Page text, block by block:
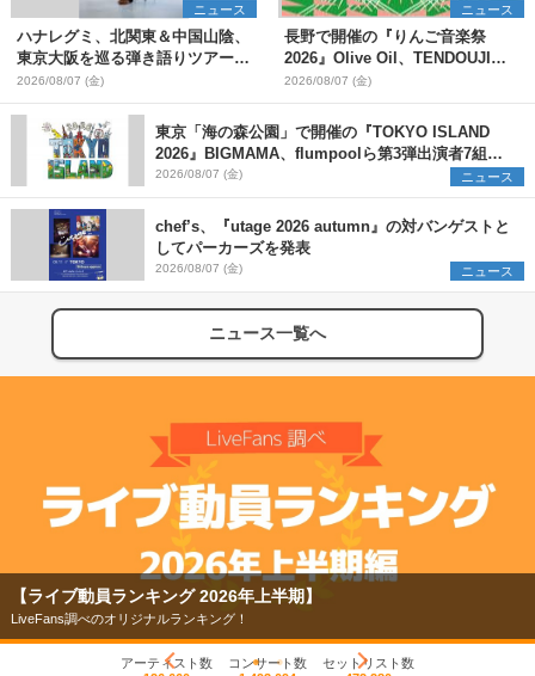
ニュース
ハナレグミ、北関東＆中国山陰、
東京大阪を巡る弾き語りツアー10
月より開催決定
2026/08/07 (金)
ニュース
長野で開催の『りんご音楽祭
2026』Olive Oil、TENDOUJIら
第11弾出演アーティスト（16組）
を発表
2026/08/07 (金)
東京「海の森公園」で開催の『TOKYO ISLAND
2026』BIGMAMA、flumpoolら第3弾出演者7組を
発表 ワークショップ・アート出展者を募集
2026/08/07 (金) ニュース
chef’s、『utage 2026 autumn』の対バンゲストと
してパーカーズを発表
2026/08/07 (金) ニュース
ニュース一覧へ
【ライブ動員ランキング 2026年上半期】
LiveFans調べのオリジナルランキング！
アーティスト数
コンサート数
セットリスト数